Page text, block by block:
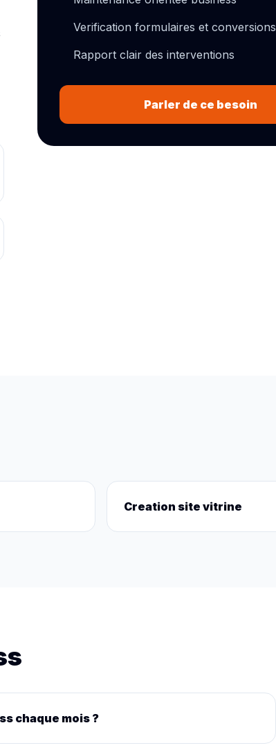
Verification formulaires et conversions
Rapport clair des interventions
Parler de ce besoin
Creation site vitrine
chaque mois ?